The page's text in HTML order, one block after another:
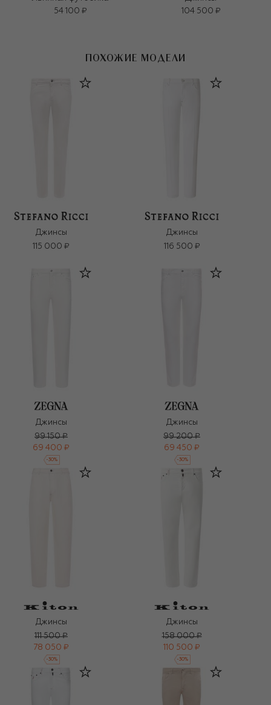
54 100 ₽
104 500 ₽
ПОХОЖИЕ МОДЕЛИ
Джинсы
115 000 ₽
Джинсы
116 500 ₽
Джинсы
99 150 ₽
69 400 ₽
-30%
Джинсы
99 200 ₽
69 450 ₽
-30%
Джинсы
111 500 ₽
78 050 ₽
-30%
Джинсы
158 000 ₽
110 500 ₽
-30%